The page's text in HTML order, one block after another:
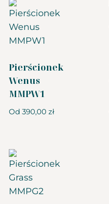
Pierścionek
Wenus
MMPW1
Od 390,00 zł